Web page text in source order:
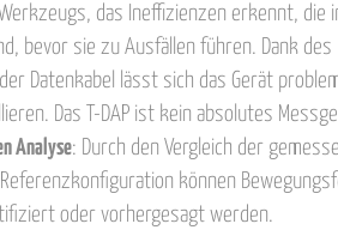
das Ineffizienzen erkennt, die
bevor sie zu Ausfällen führen. Dank des
Datenkabel lässt sich das Gerät
Das T-DAP ist kein absolutes
Analyse: Durch den Vergleich der
können
oder vorhergesagt werden.